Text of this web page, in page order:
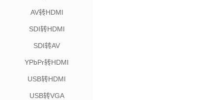
AV转HDMI
SDI转HDMI
SDI转AV
YPbPr转HDMI
USB转HDMI
USB转VGA